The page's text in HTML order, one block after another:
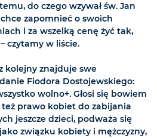
do czego wzywał św. Jan
zapomnieć o swoich
i za wszelką cenę żyć tak,
czytamy w liście.
kolejny znajduje swe
Fiodora Dostojewskiego:
wolno+. Głosi się bowiem
prawo kobiet do zabijania
jeszcze dzieci, podważa się
związku kobiety i mężczyzny,